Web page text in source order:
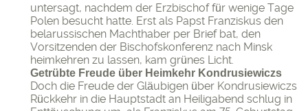
untersagt, nachdem der Erzbischof für wenige Tage
Polen besucht hatte. Erst als Papst Franziskus den
belarussischen Machthaber per Brief bat, den
Vorsitzenden der Bischofskonferenz nach Minsk
heimkehren zu lassen, kam grünes Licht.
Getrübte Freude über Heimkehr Kondrusiewiczs
Doch die Freude der Gläubigen über Kondrusiewiczs
Rückkehr in die Hauptstadt an Heiligabend schlug in